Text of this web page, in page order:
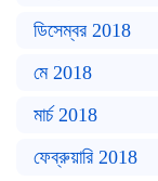
ডিসেম্বর 2018
মে 2018
মার্চ 2018
ফেব্রুয়ারি 2018